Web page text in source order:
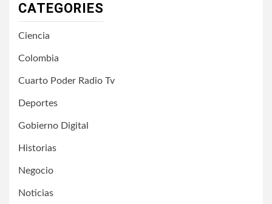
CATEGORIES
Ciencia
Colombia
Cuarto Poder Radio Tv
Deportes
Gobierno Digital
Historias
Negocio
Noticias